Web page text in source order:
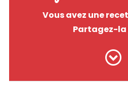
Vous avez une
Partagez-la